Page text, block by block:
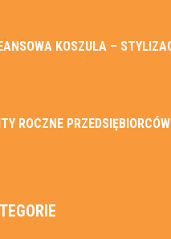
KOSZULA –
ROCZNE PRZEDSIĘBIORCÓW